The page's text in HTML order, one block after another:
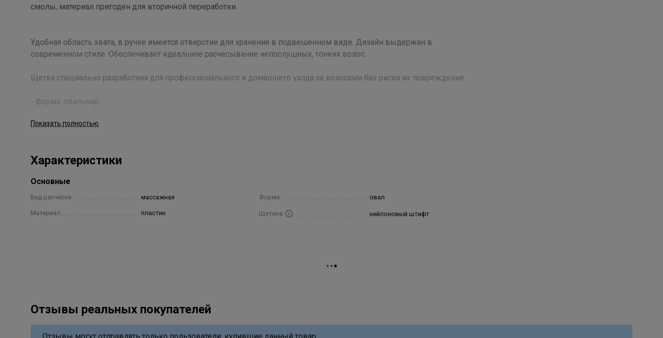
смолы, материал пригоден для вторичной переработки.
Удобная область хвата, в ручке имеется отверстие для хранения в подвешенном виде. Дизайн выдержан в
современном стиле. Обеспечивает идеальное расчесывание непослушных, тонких волос.
Щетка специально разработана для профессионального и домашнего ухода за волосами без риска их повреждения.
- форма: овальная;
- размеры: 25 х 7 см.
Показать полностью
Характеристики
Основные
Вид расчески массажная
Материал пластик
Форма овал
Щетина нейлоновый штифт
Отзывы реальных покупателей